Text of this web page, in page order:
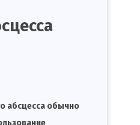
абсцесса обычно